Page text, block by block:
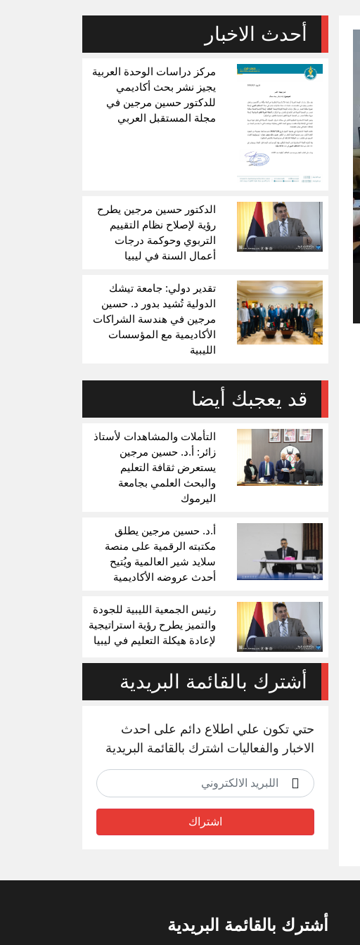
أحدث الاخبار
مركز دراسات الوحدة العربية
يجيز نشر بحث أكاديمي
للدكتور حسين مرجين في
مجلة المستقبل العربي
الدكتور حسين مرجين يطرح
رؤية لإصلاح نظام التقييم
التربوي وحوكمة درجات
أعمال السنة في ليبيا
تقدير دولي: جامعة تيشك
الدولية تُشيد بدور د. حسين
مرجين في هندسة الشراكات
الأكاديمية مع المؤسسات
الليبية
قد يعجبك أيضا
التأملات والمشاهدات لأستاذ
زائر: أ.د. حسين مرجين
يستعرض ثقافة التعليم
والبحث العلمي بجامعة
اليرموك
أ.د. حسين مرجين يطلق
مكتبته الرقمية على منصة
سلايد شير العالمية ويُتيح
أحدث عروضه الأكاديمية
رئيس الجمعية الليبية للجودة
والتميز يطرح رؤية استراتيجية
لإعادة هيكلة التعليم في ليبيا
أشترك بالقائمة البريدية
حتي تكون علي اطلاع دائم على احدث
الاخبار والفعاليات اشترك بالقائمة البريدية
اشتراك
أشترك بالقائمة البريدية